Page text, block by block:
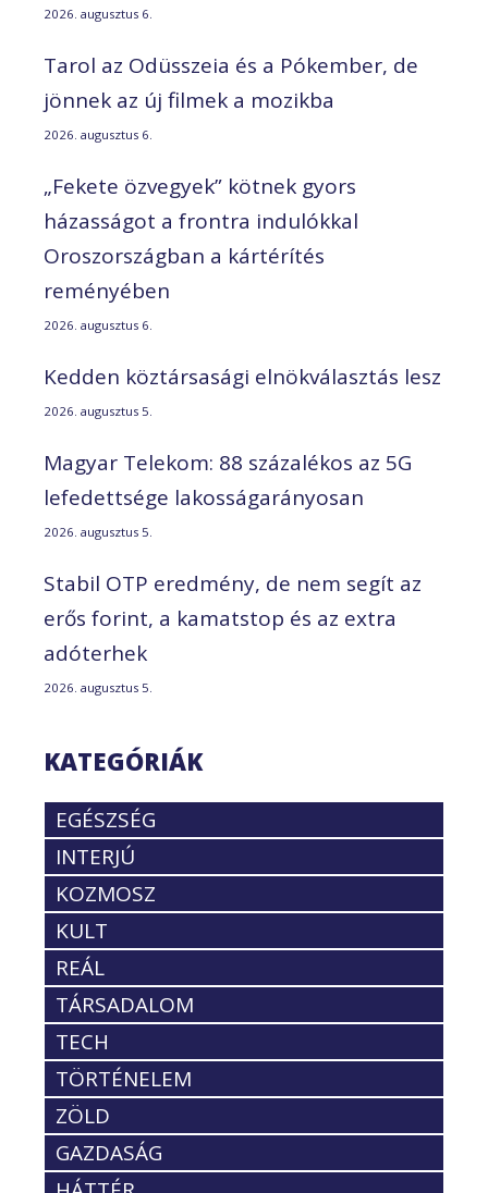
2026. augusztus 6.
Tarol az Odüsszeia és a Pókember, de
jönnek az új filmek a mozikba
2026. augusztus 6.
„Fekete özvegyek” kötnek gyors
házasságot a frontra indulókkal
Oroszországban a kártérítés
reményében
2026. augusztus 6.
Kedden köztársasági elnökválasztás lesz
2026. augusztus 5.
Magyar Telekom: 88 százalékos az 5G
lefedettsége lakosságarányosan
2026. augusztus 5.
Stabil OTP eredmény, de nem segít az
erős forint, a kamatstop és az extra
adóterhek
2026. augusztus 5.
KATEGÓRIÁK
EGÉSZSÉG
INTERJÚ
KOZMOSZ
KULT
REÁL
TÁRSADALOM
TECH
TÖRTÉNELEM
ZÖLD
GAZDASÁG